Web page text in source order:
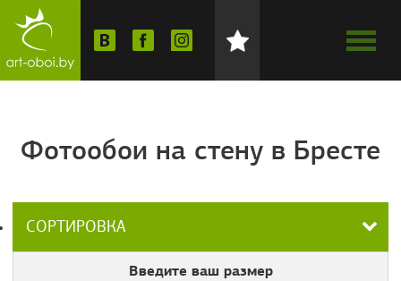
Фотообои на стену в Бресте
СОРТИРОВКА
Введите ваш размер